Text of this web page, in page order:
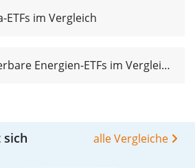
ETFs im Vergleich
Erneuerbare Energien-ETFs im Vergleich
sich alle Vergleiche